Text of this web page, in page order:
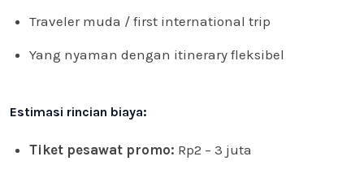
Traveler muda / first international trip
Yang nyaman dengan itinerary fleksibel
Estimasi rincian biaya:
Tiket pesawat promo: Rp2 – 3 juta